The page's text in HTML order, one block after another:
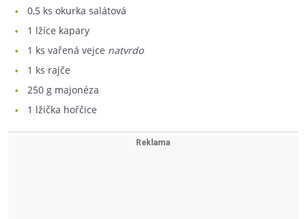
0,5 ks okurka salátová
1 lžíce kapary
1 ks vařená vejce natvrdo
1 ks rajče
250 g majonéza
1 lžička hořčice